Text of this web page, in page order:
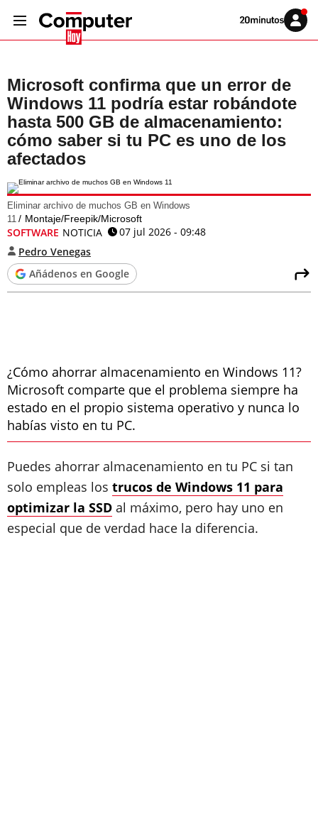
Volver
Iniciar
sesión
Microsoft confirma que un error de
Windows 11 podría estar robándote
hasta 500 GB de almacenamiento:
cómo saber si tu PC es uno de los
afectados
Eliminar archivo de muchos GB en Windows
11
Montaje/Freepik/Microsoft
SOFTWARE NOTICIA
07 jul 2026 - 09:48
Pedro Venegas
Añádenos en Google
¿Cómo ahorrar almacenamiento en Windows 11?
Microsoft comparte que el problema siempre ha
estado en el propio sistema operativo y nunca lo
habías visto en tu PC.
Puedes ahorrar almacenamiento en tu PC si tan
solo empleas los trucos de Windows 11 para
optimizar la SSD al máximo, pero hay uno en
especial que de verdad hace la diferencia.